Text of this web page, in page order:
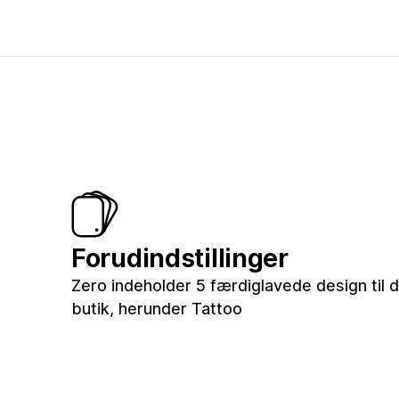
Forudindstillinger
Zero indeholder 5 færdiglavede design til
butik, herunder Tattoo